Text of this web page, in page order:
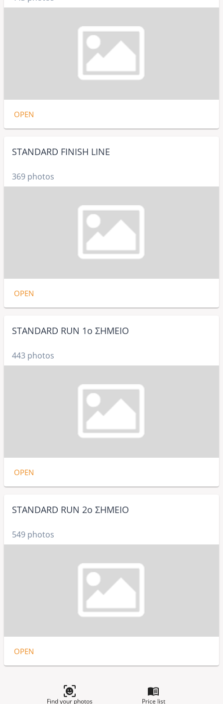
OPEN
STANDARD FINISH LINE
369 photos
OPEN
STANDARD RUN 1ο ΣΗΜΕΙΟ
443 photos
OPEN
STANDARD RUN 2ο ΣΗΜΕΙΟ
549 photos
OPEN
Find your photos Price list